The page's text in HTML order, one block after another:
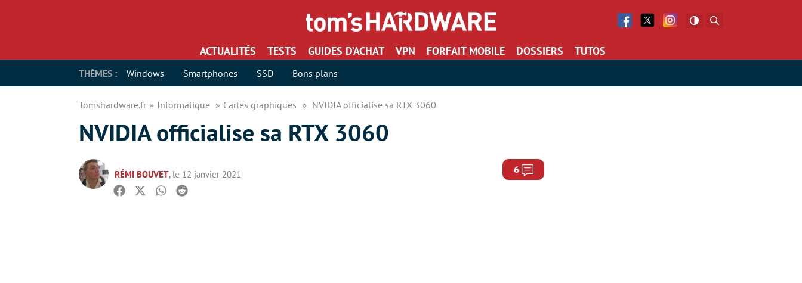
Facebook
Twitter Facebook
ACTUALITÉS TESTS GUIDES D’ACHAT VPN FORFAIT MOBILE DOSSIERS TUTOS
THÈMES : Windows Smartphones SSD Bons plans
Tomshardware.fr Informatique Cartes graphiques NVIDIA officialise sa RTX 3060
NVIDIA officialise sa RTX 3060
RÉMI BOUVET, le 12 janvier 2021 6 Commentaires
Facebook
TwitterWhatsapp
Reddit